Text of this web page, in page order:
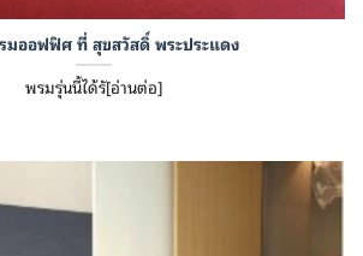
มออฟฟิศ ที่ สุขสวัสดิ์ พระประแดง
พรมรุ่นนี้ได้รั[อ่านต่อ]